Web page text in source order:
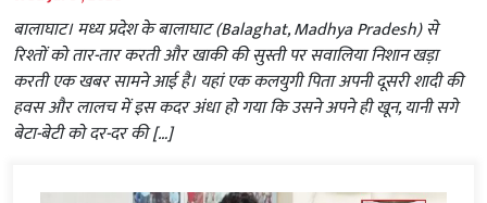
बालाघाट। मध्य प्रदेश के बालाघाट (Balaghat, Madhya Pradesh) से
रिश्तों को तार-तार करती और खाकी की सुस्ती पर सवालिया निशान खड़ा
करती एक खबर सामने आई है। यहां एक कलयुगी पिता अपनी दूसरी शादी की
हवस और लालच में इस कदर अंधा हो गया कि उसने अपने ही खून, यानी सगे
बेटा-बेटी को दर-दर की […]